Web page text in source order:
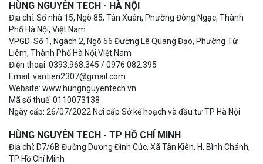
HÙNG NGUYÊN TECH - HÀ NỘI
Địa chỉ: Số nhà 15, Ngõ 85, Tân Xuân, Phường Đông Ngạc, Thành
Phố Hà Nội, Việt Nam
VPGD: Số 1, Ngách 2, Ngõ 56 Đường Lê Quang Đạo, Phường Từ
Liêm, Thành Phố Hà Nội,Việt Nam
Điện thoại: 0393.968.345 / 0976.082.395
Email: vantien2307@gmail.com
Website: www.hungnguyentech.vn
Mã số thuế: 0110073138
Ngày cấp: 26/07/2022 Nơi cấp Sở kế hoạch và đầu tư TP Hà Nội
HÙNG NGUYÊN TECH - TP HỒ CHÍ MINH
Địa chỉ: D7/6B Đường Dương Đình Cúc, Xã Tân Kiên, H. Bình Chánh,
TP Hồ Chí Minh